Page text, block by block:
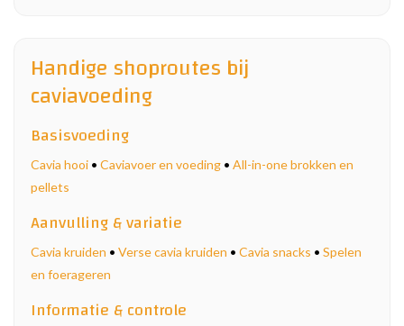
Handige shoproutes bij
caviavoeding
Basisvoeding
Cavia hooi • Caviavoer en voeding • All-in-one brokken en
pellets
Aanvulling & variatie
Cavia kruiden • Verse cavia kruiden • Cavia snacks • Spelen
en foerageren
Informatie & controle